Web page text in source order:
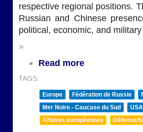
respective regional positions.
Russian and Chinese
political, economic, and
»
Read more
TAGS:
Europe Fédération de Russie
Mer Noire - Caucase du Sud
USA
Affaires européennes
Défense/